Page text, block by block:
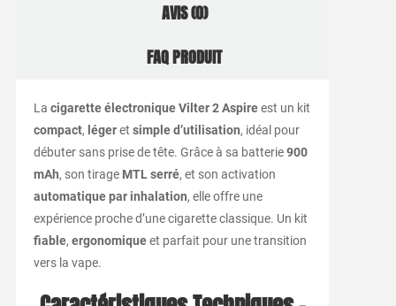
AVIS (0)
FAQ PRODUIT
La cigarette électronique Vilter 2 Aspireest un kit
compact, légeret simple d’utilisation, idéal pour
débuter sans prise de tête. Grâce à sa batterie900
mAh, son tirage MTL serré, et son activation
automatique par inhalation, elle offre une
expérience proche d’une cigarette classique. Un kit
fiable, ergonomiqueet parfait pour une transition
vers la vape.